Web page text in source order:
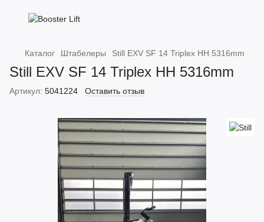
Каталог Штабелеры Still EXV SF 14 Triplex HH 5316mm
Still EXV SF 14 Triplex HH 5316mm
Артикул: 5041224 Оставить отзыв